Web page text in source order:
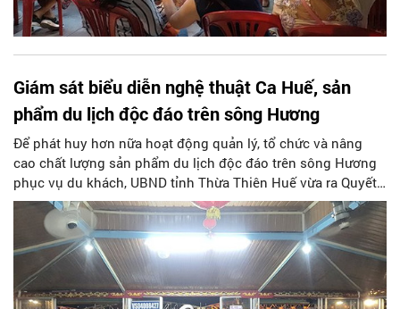
Giám sát biểu diễn nghệ thuật Ca Huế, sản
phẩm du lịch độc đáo trên sông Hương
Để phát huy hơn nữa hoạt động quản lý, tổ chức và nâng
cao chất lượng sản phẩm du lịch độc đáo trên sông Hương
phục vụ du khách, UBND tỉnh Thừa Thiên Huế vừa ra Quyết
định số 21/2024/QĐ-UBND về việc Quản lý và tổ chức hoạt
động biểu diễn Ca Huế.